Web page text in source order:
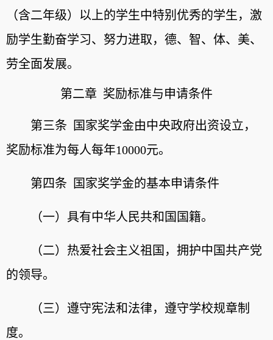
（含二年级）以上的学生中特别优秀的学生，激
励学生勤奋学习、努力进取，德、智、体、美、
劳全面发展。
第二章 奖励标准与申请条件
第三条 国家奖学金由中央政府出资设立，
奖励标准为每人每年10000元。
第四条 国家奖学金的基本申请条件
（一）具有中华人民共和国国籍。
（二）热爱社会主义祖国，拥护中国共产党
的领导。
（三）遵守宪法和法律，遵守学校规章制
度。